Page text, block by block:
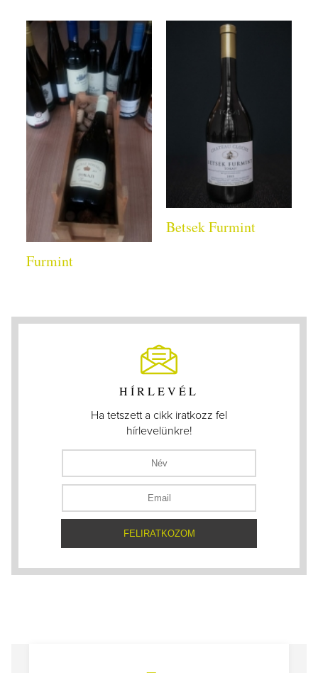
Furmint
Betsek Furmint
HÍRLEVÉL
Ha tetszett a cikk iratkozz fel
hírlevelünkre!